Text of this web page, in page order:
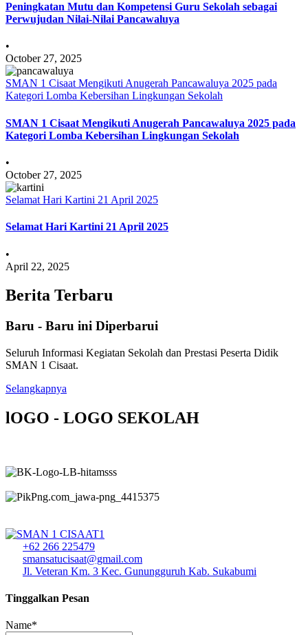
Peningkatan Mutu dan Kompetensi Guru Sekolah sebagai
Perwujudan Nilai-Nilai Pancawaluya
•
October 27, 2025
SMAN 1 Cisaat Mengikuti Anugerah Pancawaluya 2025 pada
Kategori Lomba Kebersihan Lingkungan Sekolah
SMAN 1 Cisaat Mengikuti Anugerah Pancawaluya 2025 pada
Kategori Lomba Kebersihan Lingkungan Sekolah
•
October 27, 2025
Selamat Hari Kartini 21 April 2025
Selamat Hari Kartini 21 April 2025
•
April 22, 2025
Berita Terbaru
Baru - Baru ini Diperbarui
Seluruh Informasi Kegiatan Sekolah dan Prestasi Peserta Didik
SMAN 1 Cisaat.
Selangkapnya
lOGO - LOGO SEKOLAH
+62 266 225479
smansatucisaat@gmail.com
Jl. Veteran Km. 3 Kec. Gunungguruh Kab. Sukabumi
Tinggalkan Pesan
Name*